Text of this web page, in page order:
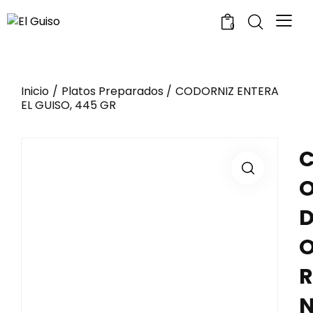
0
Inicio Platos Preparados
CODORNIZ ENTERA
EL GUISO, 445 GR
R